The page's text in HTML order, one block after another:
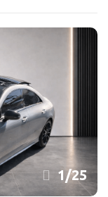
1/25